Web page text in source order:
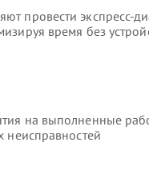
провести экспресс-
время без
на выполненные
неисправностей